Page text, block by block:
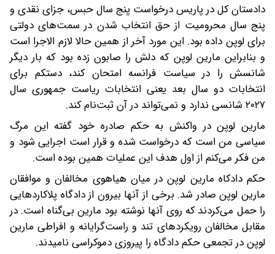
دادستان کل در پاریس درخواست پنج سال حبس، جزای نقدی و
پنج سال محرومیت از حق انتخاب شدن در سمت‌های دولتی
برای لوپن داده بود. این مورد آخر از همین حالا لازم الاجرا است
و بنابراین مارین لوپن که دلش را صابون زده بود که بار دیگر
شانسش را در سیاست فرانسه امتحان کند، دستکم برای
انتخابات دو سال بعد یعنی انتخابات ریاست جمهوری سال
۲۰۲۷ شانسی ندارد و نمی‌تواند در آن ثبت‌نام کند.
مارین لوپن در واکنش به حکم صادره خود گفته این مرگ
سیاسی من است که درخواست شده و قرار است اجرایی شود و
من فکر می‌کنم از اول هدف این عملیات همین بوده است.
حکم دادکاه مارین لوپن در میان هیاهوی مخالفان و موافقان
مارین لوپن صادر شد. برخی از آنها بیرون از دادگاه پلاکاردهایی
را حمل می‌کردند که روی آنها نوشته بود مارین بی‌گناه است. در
مقابل مخالفان رویکردهای تند و راست‌گرایانه و افراطی مارین
لوپن در تجمعی حکم دادگاه را پیروزی دموکراسی نامیدند.